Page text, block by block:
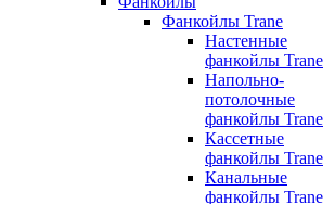
Фанкойлы Trane
Настенные
фанкойлы Trane
Напольно-
потолочные
фанкойлы Trane
Кассетные
фанкойлы Trane
Канальные
фанкойлы Trane